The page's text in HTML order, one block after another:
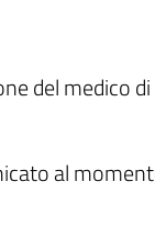
del medico
al